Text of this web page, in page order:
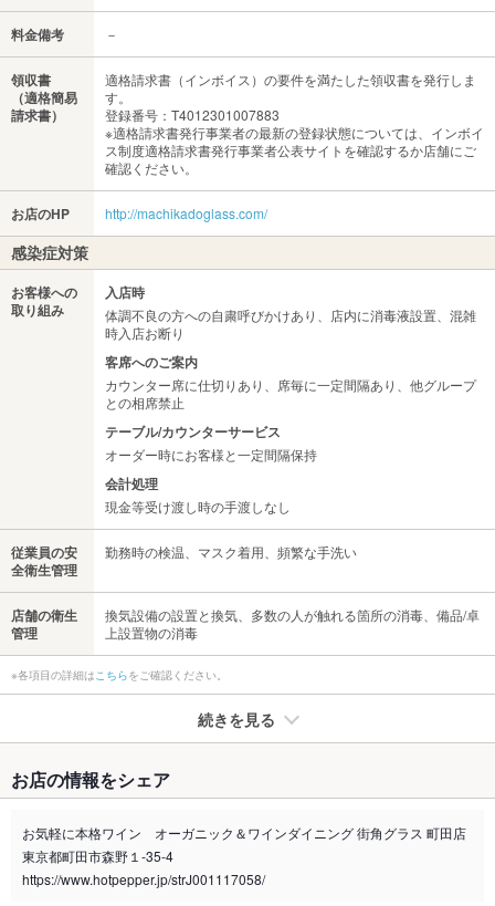
料金備考 －
領収書
（適格簡易
請求書）
適格請求書（インボイス）の要件を満たした領収書を発行しま
す。
登録番号：T4012301007883
※適格請求書発行事業者の最新の登録状態については、インボイ
ス制度適格請求書発行事業者公表サイトを確認するか店舗にご
確認ください。
お店のHP http://machikadoglass.com/
感染症対策
お客様への
取り組み
入店時
体調不良の方への自粛呼びかけあり、店内に消毒液設置、混雑
時入店お断り
客席へのご案内
カウンター席に仕切りあり、席毎に一定間隔あり、他グループ
との相席禁止
テーブル/カウンターサービス
オーダー時にお客様と一定間隔保持
会計処理
現金等受け渡し時の手渡しなし
従業員の安
全衛生管理
勤務時の検温、マスク着用、頻繁な手洗い
店舗の衛生
管理
換気設備の設置と換気、多数の人が触れる箇所の消毒、備品/卓
上設置物の消毒
※各項目の詳細はこちらをご確認ください。
続きを見る
禁煙・喫煙 全席禁煙
喫煙専用室 なし
※2020年4月1日～受動喫煙対策に関する法律が施行されています。正しい情報はお店へお問い
お店の情報をシェア
お気軽に本格ワイン オーガニック＆ワインダイニング 街角グラス 町田店
東京都町田市森野１-35-4
https://www.hotpepper.jp/strJ001117058/